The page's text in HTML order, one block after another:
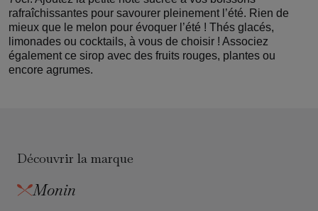
rafraîchissantes pour savourer pleinement l’été. Rien de
mieux que le melon pour évoquer l’été ! Thés glacés,
limonades ou cocktails, à vous de choisir ! Associez
également ce sirop avec des fruits rouges, plantes ou
encore agrumes.
Découvrir la marque
Monin